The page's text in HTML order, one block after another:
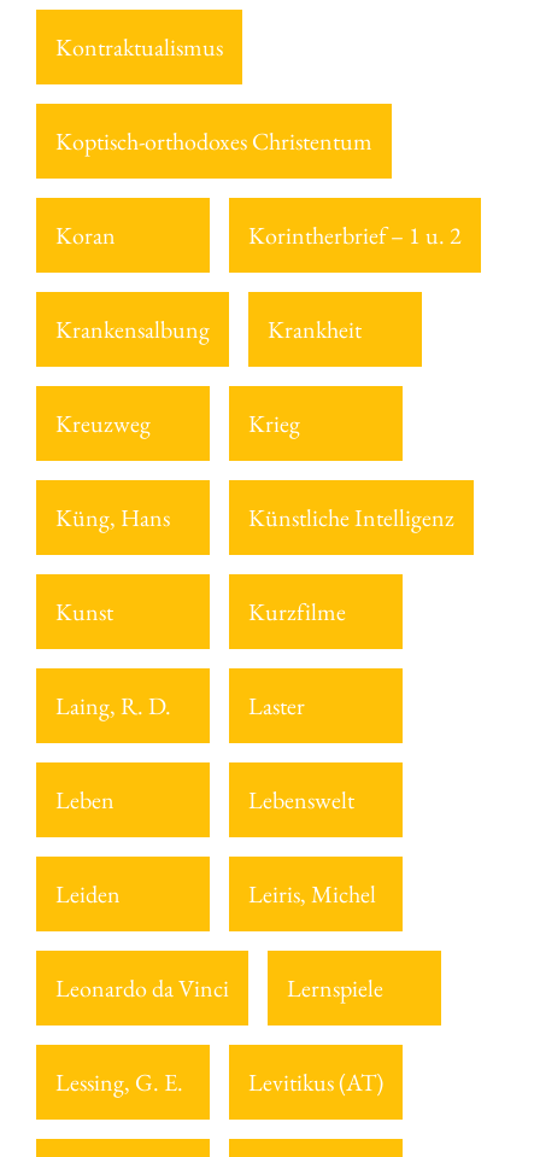
Kontraktualismus
Koptisch-orthodoxes Christentum
Koran Korintherbrief – 1 u. 2
Krankensalbung Krankheit
Kreuzweg Krieg
Küng, Hans Künstliche Intelligenz
Kunst Kurzfilme
Laing, R. D. Laster
Leben Lebenswelt
Leiden Leiris, Michel
Leonardo da Vinci Lernspiele
Lessing, G. E. Levitikus (AT)